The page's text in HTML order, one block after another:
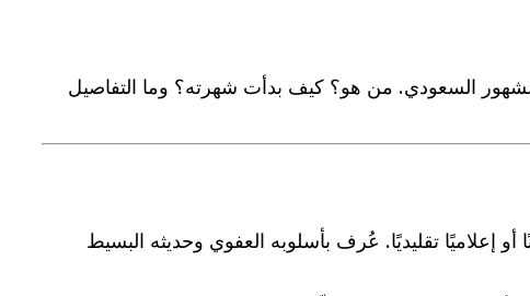
السعودي. من هو؟ كيف بدأت شهرته؟ وما التفاصيل
تقليديًا. عُرف بأسلوبه العفوي وحديثه البسيط